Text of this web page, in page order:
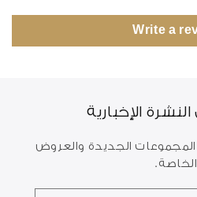
Write a
الإخبارية
الجديدة والعروض
الخاصة.